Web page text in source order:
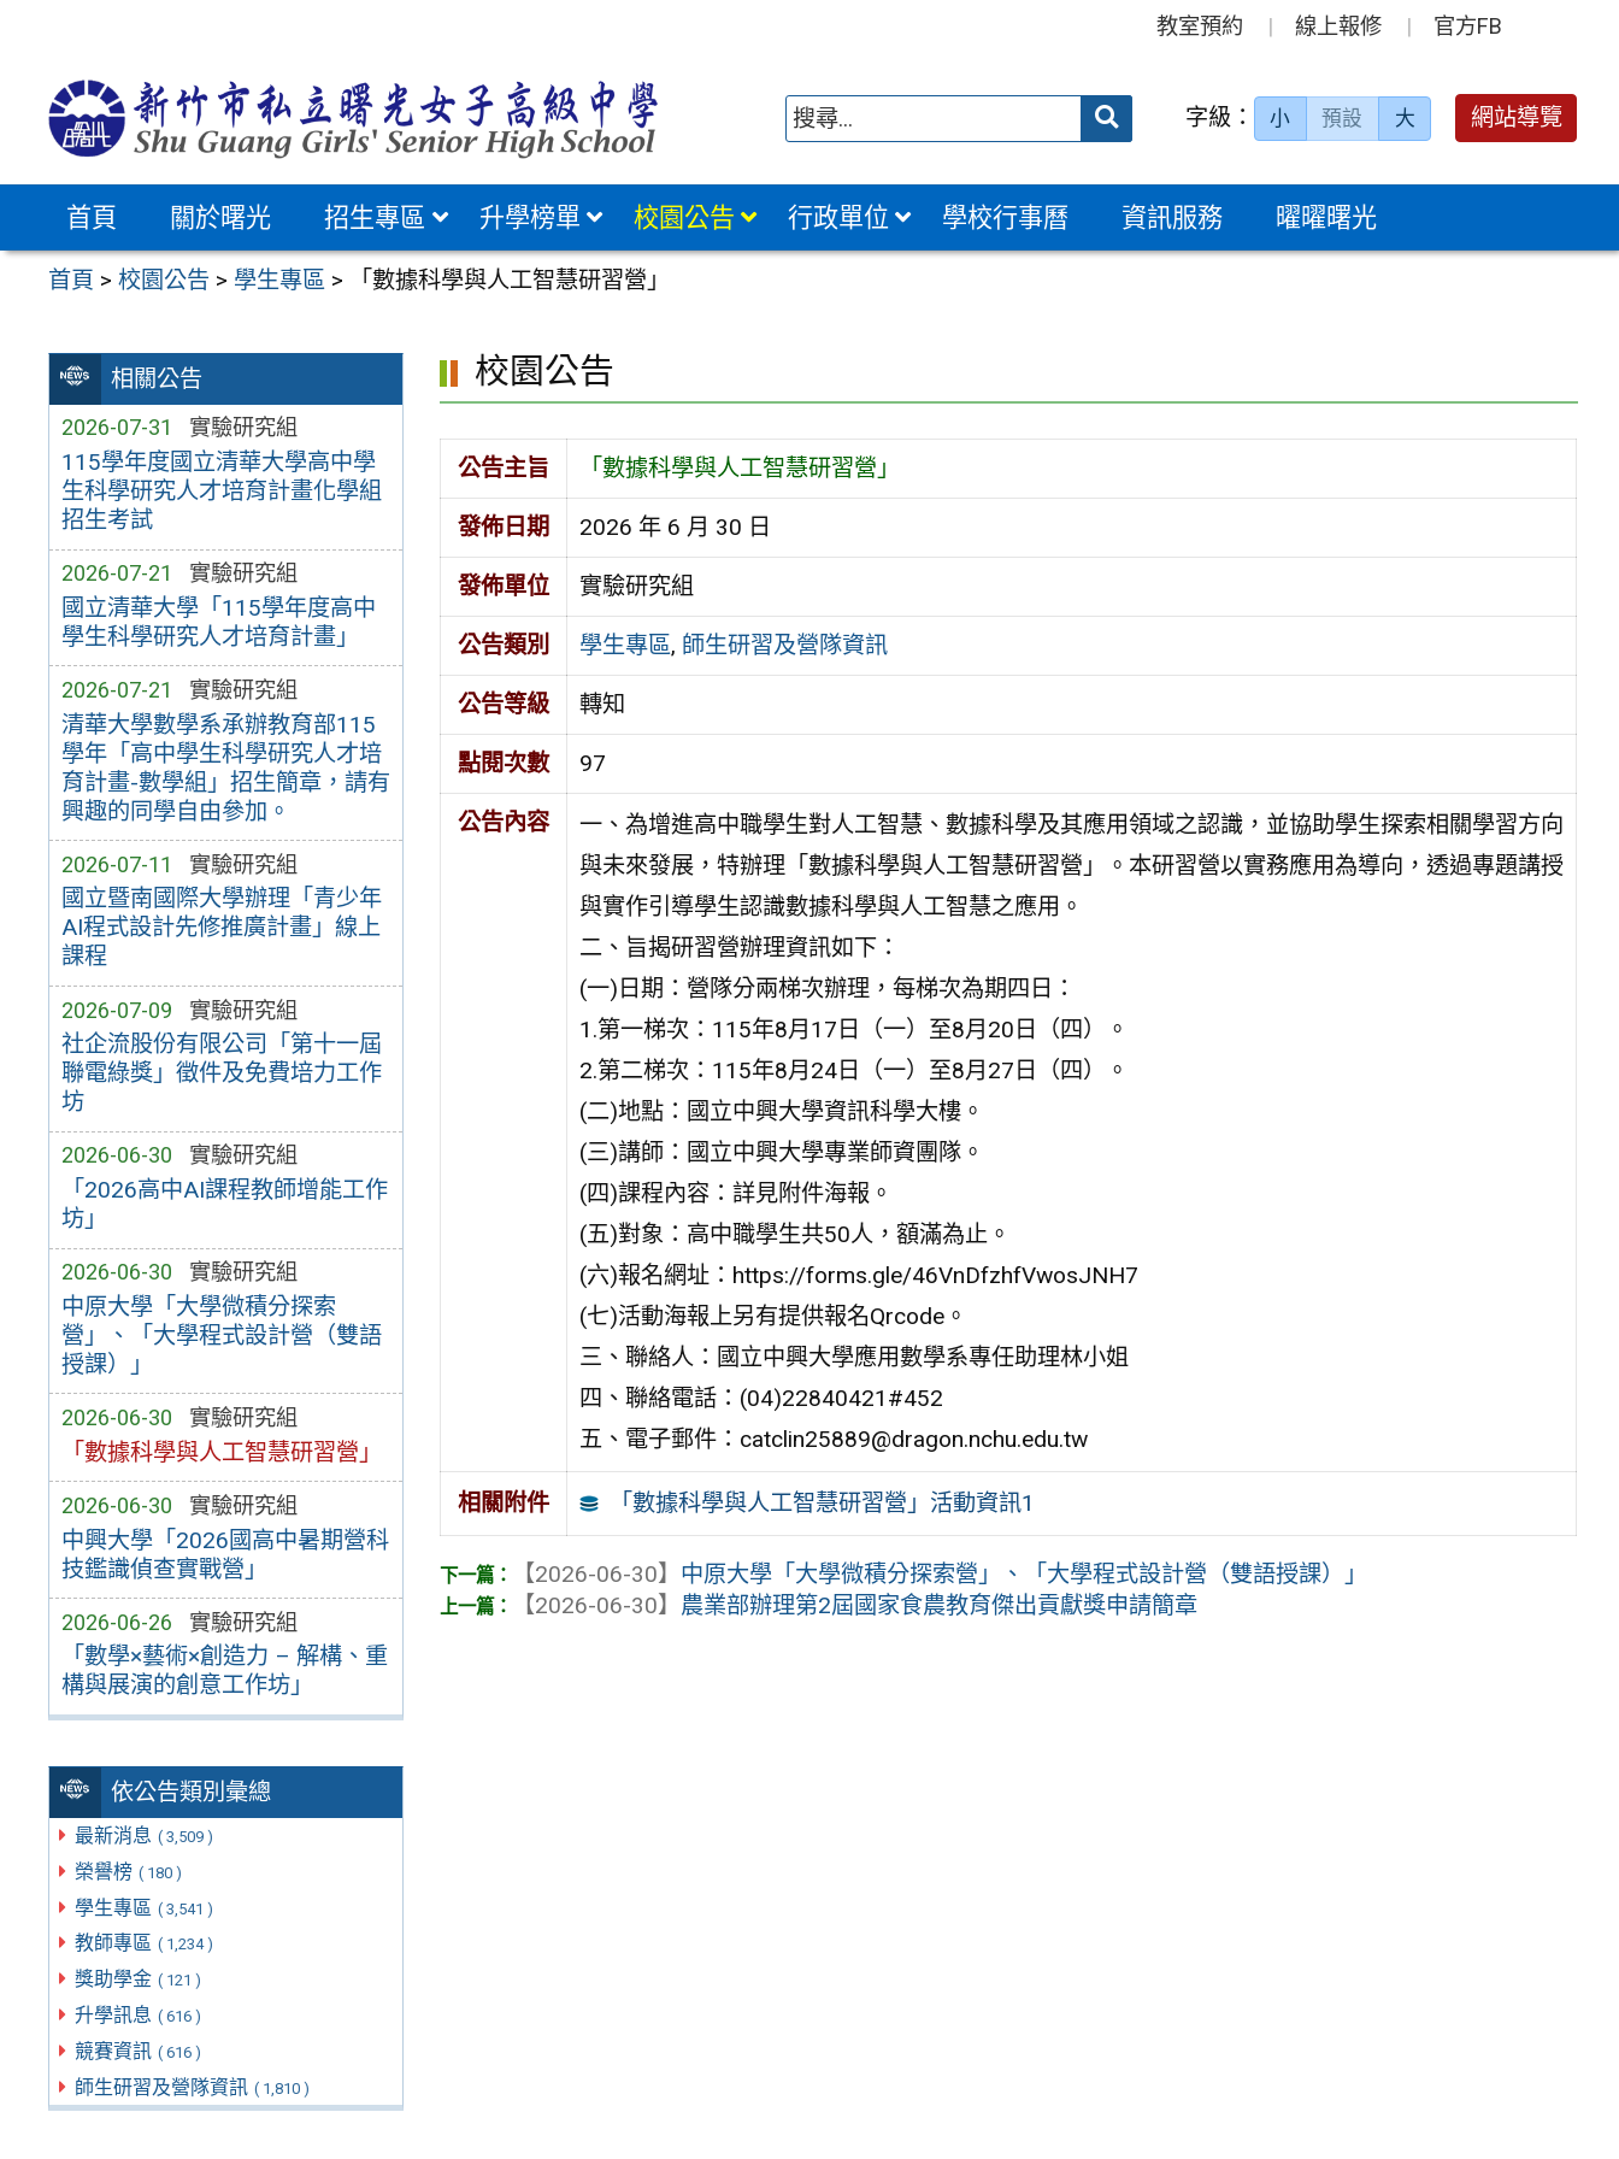
教室預約 線上報修 官方FB
送出 字級： 小 預設 大 網站導覽
首頁 關於曙光 招生專區 升學榜單 校園公告 行政單位 學校行事曆 資訊服務 曜曜曙光
首頁 >校園公告 > 學生專區 > 「數據科學與人工智慧研習營」
相關公告
2026-07-31 實驗研究組
115學年度國立清華大學高中學
生科學研究人才培育計畫化學組
招生考試
2026-07-21 實驗研究組
國立清華大學「115學年度高中
學生科學研究人才培育計畫」
2026-07-21 實驗研究組
清華大學數學系承辦教育部115
學年「高中學生科學研究人才培
育計畫-數學組」招生簡章，請有
興趣的同學自由參加。
2026-07-11 實驗研究組
國立暨南國際大學辦理「青少年
AI程式設計先修推廣計畫」線上
課程
2026-07-09 實驗研究組
社企流股份有限公司「第十一屆
聯電綠獎」徵件及免費培力工作
坊
2026-06-30 實驗研究組
「2026高中AI課程教師增能工作
坊」
2026-06-30 實驗研究組
中原大學「大學微積分探索
營」、「大學程式設計營（雙語
授課）」
2026-06-30 實驗研究組
「數據科學與人工智慧研習營」
2026-06-30 實驗研究組
中興大學「2026國高中暑期營科
技鑑識偵查實戰營」
2026-06-26 實驗研究組
「數學×藝術×創造力 – 解構、重
構與展演的創意工作坊」
依公告類別彙總
最新消息 ( 3,509 )
榮譽榜 ( 180 )
學生專區 ( 3,541 )
教師專區 ( 1,234 )
獎助學金 ( 121 )
升學訊息 ( 616 )
競賽資訊 ( 616 )
師生研習及營隊資訊 ( 1,810 )
校園公告
公告主旨 「數據科學與人工智慧研習營」
發佈日期 2026 年 6 月 30 日
發佈單位 實驗研究組
公告類別 學生專區, 師生研習及營隊資訊
公告等級 轉知
點閱次數 97
公告內容
一、為增進高中職學生對人工智慧、數據科學及其應用領域之認識，並協助學生探索相關學習方向
與未來發展，特辦理「數據科學與人工智慧研習營」。本研習營以實務應用為導向，透過專題講授
與實作引導學生認識數據科學與人工智慧之應用。
二、旨揭研習營辦理資訊如下：
(一)日期：營隊分兩梯次辦理，每梯次為期四日：
1.第一梯次：115年8月17日（一）至8月20日（四）。
2.第二梯次：115年8月24日（一）至8月27日（四）。
(二)地點：國立中興大學資訊科學大樓。
(三)講師：國立中興大學專業師資團隊。
(四)課程內容：詳見附件海報。
(五)對象：高中職學生共50人，額滿為止。
(六)報名網址：https://forms.gle/46VnDfzhfVwosJNH7
(七)活動海報上另有提供報名Qrcode。
三、聯絡人：國立中興大學應用數學系專任助理林小姐
四、聯絡電話：(04)22840421#452
五、電子郵件：catclin25889@dragon.nchu.edu.tw
相關附件 「數據科學與人工智慧研習營」活動資訊1
【2026-06-30】 中原大學「大學微積分探索營」、「大學程式設計營（雙語授課）」
【2026-06-30】 農業部辦理第2屆國家食農教育傑出貢獻獎申請簡章